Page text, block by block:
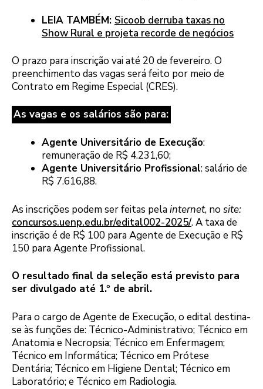
LEIA TAMBÉM: Sicoob derruba taxas no
Show Rural e projeta recorde de negócios
O prazo para inscrição vai até 20 de fevereiro. O
preenchimento das vagas será feito por meio de
Contrato em Regime Especial (CRES).
As vagas e os salários são para:
Agente Universitário de Execução:
remuneração de R$ 4.231,60;
Agente Universitário Profissional: salário de
R$ 7.616,88.
As inscrições podem ser feitas pelainternet, no site:
concursos.uenp.edu.br/edital002-2025/. A taxa de
inscrição é de R$ 100 para Agente de Execução e R$
150 para Agente Profissional.
O resultado final da seleção está previsto para
ser divulgado até 1.º de abril.
Para o cargo de Agente de Execução, o edital destina-
se às funções de: Técnico-Administrativo; Técnico em
Anatomia e Necropsia; Técnico em Enfermagem;
Técnico em Informática; Técnico em Prótese
Dentária; Técnico em Higiene Dental; Técnico em
Laboratório; e Técnico em Radiologia.